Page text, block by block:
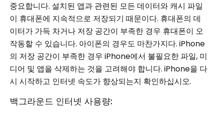
중요합니다. 설치된 앱과 관련된 모든 데이터와 캐시 파일
이 휴대폰에 지속적으로 저장되기 때문이다. 휴대폰의 데
이터가 가득 차거나 저장 공간이 부족한 경우 휴대폰이 오
작동할 수 있습니다. 아이폰의 경우도 마찬가지다. iPhone
의 저장 공간이 부족한 경우 iPhone에서 불필요한 파일, 미
디어 및 앱을 삭제하는 것을 고려해야 합니다. iPhone을 다
시 시작하고 인터넷 속도가 향상되는지 확인하십시오.
백그라운드 인터넷 사용량: